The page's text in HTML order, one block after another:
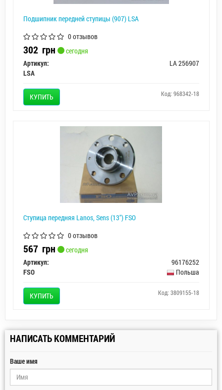
Подшипник передней ступицы (907) LSA
0 отзывов
302 грн
сегодня
Артикул:
LА 256907
LSA
КУПИТЬ Код: 968342-18
Ступица передняя Lanos, Sens (13") FSO
0 отзывов
567 грн
сегодня
Артикул:
96176252
FSO
Польша
КУПИТЬ Код: 3809155-18
НАПИСАТЬ КОММЕНТАРИЙ
Ваше имя